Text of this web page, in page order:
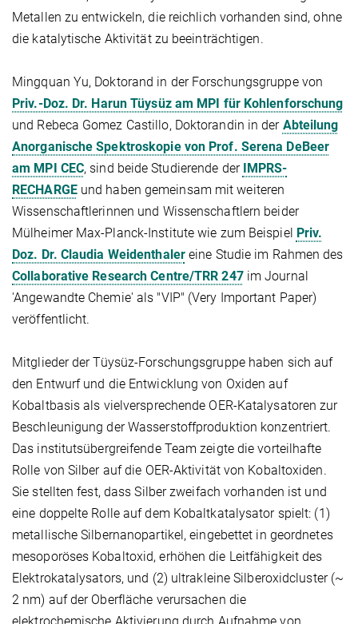
Metallen zu entwickeln, die reichlich vorhanden sind, ohne
die katalytische Aktivität zu beeinträchtigen.
Mingquan Yu, Doktorand in der Forschungsgruppe von
Priv.-Doz. Dr. Harun Tüysüz am MPI für Kohlenforschung
und Rebeca Gomez Castillo, Doktorandin in der Abteilung
Anorganische Spektroskopie von Prof. Serena DeBeer
am MPI CEC, sind beide Studierende der IMPRS-
RECHARGEund haben gemeinsam mit weiteren
Wissenschaftlerinnen und Wissenschaftlern beider
Mülheimer Max-Planck-Institute wie zum Beispiel Priv.
Doz. Dr. Claudia Weidenthalereine Studie im Rahmen des
Collaborative Research Centre/TRR 247im Journal
'Angewandte Chemie' als "VIP" (Very Important Paper)
veröffentlicht.
Mitglieder der Tüysüz-Forschungsgruppe haben sich auf
den Entwurf und die Entwicklung von Oxiden auf
Kobaltbasis als vielversprechende OER-Katalysatoren zur
Beschleunigung der Wasserstoffproduktion konzentriert.
Das institutsübergreifende Team zeigte die vorteilhafte
Rolle von Silber auf die OER-Aktivität von Kobaltoxiden.
Sie stellten fest, dass Silber zweifach vorhanden ist und
eine doppelte Rolle auf dem Kobaltkatalysator spielt: (1)
metallische Silbernanopartikel, eingebettet in geordnetes
mesoporöses Kobaltoxid, erhöhen die Leitfähigkeit des
Elektrokatalysators, und (2) ultrakleine Silberoxidcluster (~
2 nm) auf der Oberfläche verursachen die
elektrochemische Aktivierung durch Aufnahme von